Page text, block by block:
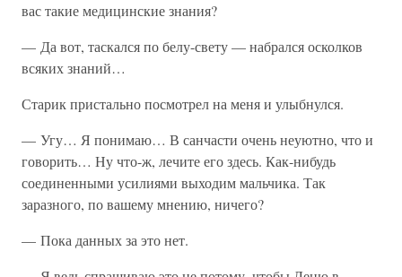
вас такие медицинские знания?
— Да вот, таскался по белу-свету — набрался осколков
всяких знаний…
Старик пристально посмотрел на меня и улыбнулся.
— Угу… Я понимаю… В санчасти очень неуютно, что и
говорить… Ну что-ж, лечите его здесь. Как-нибудь
соединенными усилиями выходим мальчика. Так
заразного, по вашему мнению, ничего?
— Пока данных за это нет.